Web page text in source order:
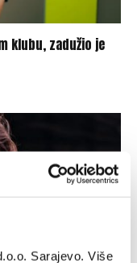
Sarajevo. Više
klubu, zadužio je